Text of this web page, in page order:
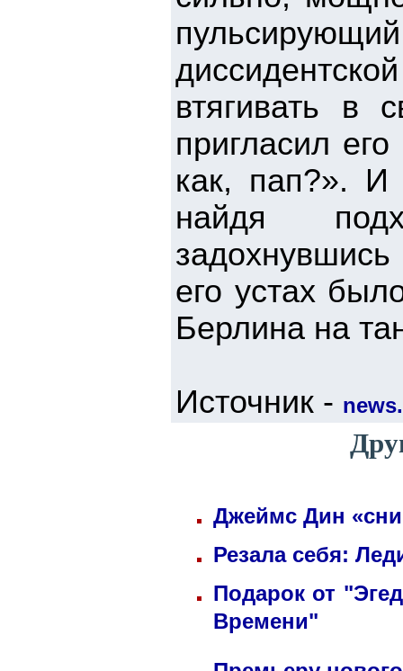
втягивать в
пригласил
как, пап?». И
найдя
задохнувшись
его устах
Берлина на
Источник -
Джеймс Дин
Резала себя:
Подарок от
Времени"